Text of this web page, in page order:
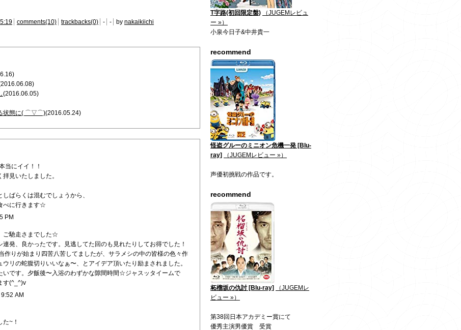
comments(10) trackbacks(0) - - by nakaikiichi
(2016.06.05)
状態に( ⌒▽⌒)(2016.05.24)
当にイイ！！
見いたしました。
ばらくは混むでしょうから、
べに行きます☆
PM
ご馳走さまでした☆
発、良かったです。見逃してた回のも見れたりしてお得でした！
作りが始まり四苦八苦してましたが、サラメシの中の皆様の色々作
リの蛇腹切りいいなぁ〜、とアイデア頂いたり励まされました。
いです。夕飯後〜入浴のわずかな隙間時間☆ジャスッタイームで
す(^_^)v
AM
~！
T字路(初回限定盤)
（JUGEMレビュ
ー »）
小泉今日子&中井貴一
recommend
怪盗グルーのミニオン危機一発 [Blu-
ray]
（JUGEMレビュー »）
声優初挑戦の作品です。
recommend
柘榴坂の仇討 [Blu-ray]
（JUGEMレ
ビュー »）
第38回日本アカデミー賞にて
優秀主演男優賞 受賞